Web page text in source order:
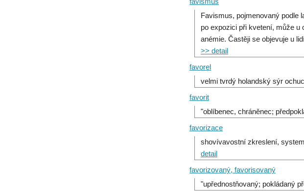
Favismus, pojmenovaný podle
po expozici při kvetení, může
anémie. Častěji se objevuje u
>> detail
favorel
velmi tvrdý holandský sýr
favorit
"oblíbenec, chráněnec;
favorizace
shovívavostní zkreslení,
detail
favorizovaný, favorisovaný
"upřednostňovaný; pokládaný